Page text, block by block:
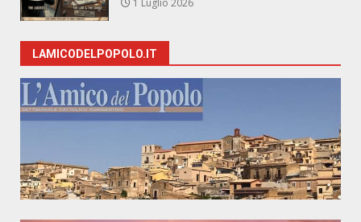
1 Luglio 2026
LAMICODELPOPOLO.IT